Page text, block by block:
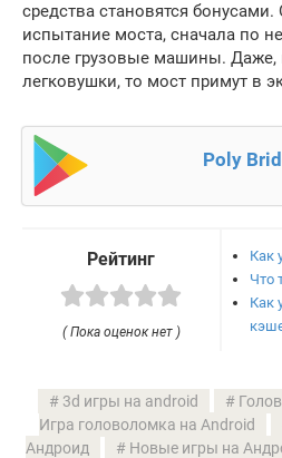
средства становятся
испытание моста, сначала по
после грузовые машины. Даже,
легковушки, то мост примут в
Poly
Рейтинг
( Пока оценок нет )
Как
Что
Как
3d игры на android
Игра головоломка на Android
Андроид
Новые игры на